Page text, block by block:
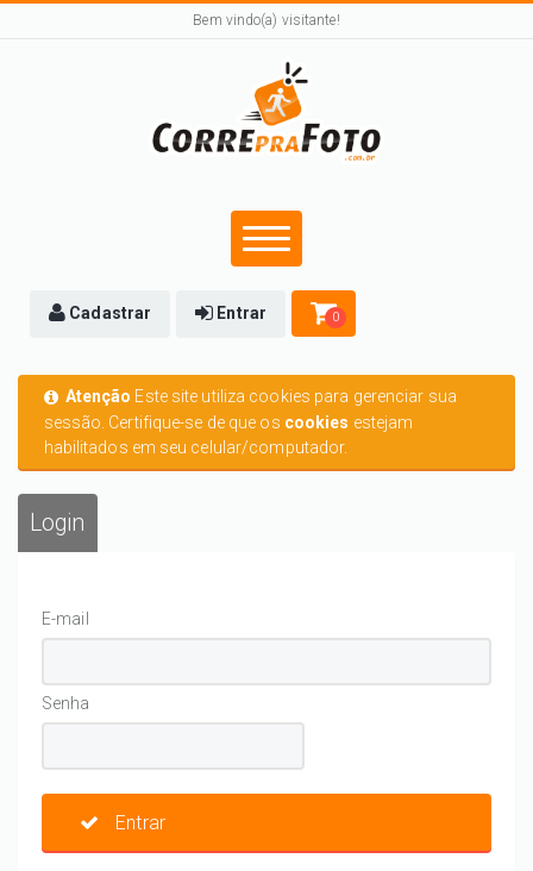
Bem vindo(a) visitante!
Cadastrar Entrar 0
Atenção Este site utiliza cookies para gerenciar sua
sessão. Certifique-se de que os cookies estejam
habilitados em seu celular/computador.
Login
E-mail
Senha
Entrar